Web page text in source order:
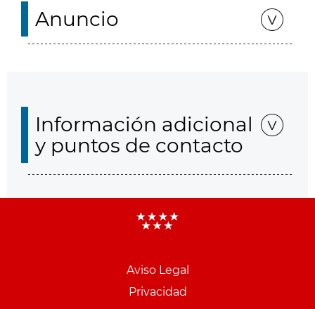
Anuncio
Información adicional
y puntos de contacto
Aviso Legal
Privacidad